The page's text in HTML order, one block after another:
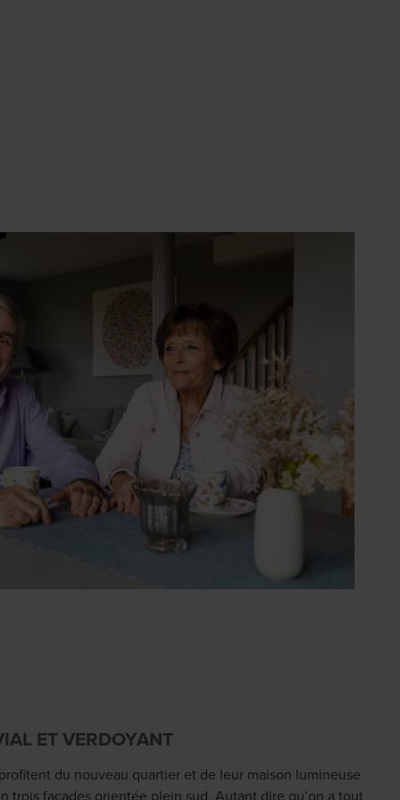
ET VERDOYANT
du nouveau quartier et de leur maison lumineuse